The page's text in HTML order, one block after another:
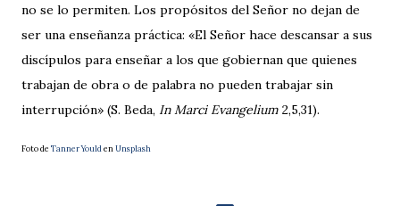
no se lo permiten. Los propósitos del Señor no dejan de
ser una enseñanza práctica: «El Señor hace descansar a sus
discípulos para enseñar a los que gobiernan que quienes
trabajan de obra o de palabra no pueden trabajar sin
interrupción» (S. Beda, In Marci Evangelium 2,5,31).
Foto de Tanner Yould en Unsplash